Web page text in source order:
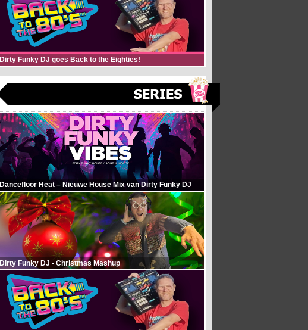
Dirty Funky DJ goes Back to the Eighties!
Dancefloor Heat – Nieuwe House Mix van Dirty Funky DJ
Dirty Funky DJ - Christmas Mashup